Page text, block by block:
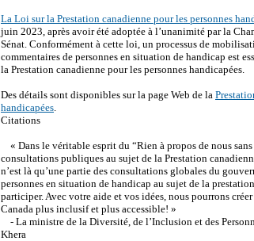
La Loi sur la Prestation canadienne pour les personnes
juin 2023, après avoir été adoptée à l’unanimité par la
Sénat. Conformément à cette loi, un processus de
commentaires de personnes en situation de handicap est
la Prestation canadienne pour les personnes handicapées.
Des détails sont disponibles sur la page Web de la
handicapées.
Citations
« Dans le véritable esprit du “Rien à propos de nous
consultations publiques au sujet de la Prestation
n’est là qu’une partie des consultations globales du
personnes en situation de handicap au sujet de la
participer. Avec votre aide et vos idées, nous pourrons
Canada plus inclusif et plus accessible! »
- La ministre de la Diversité, de l’Inclusion et des
Khera